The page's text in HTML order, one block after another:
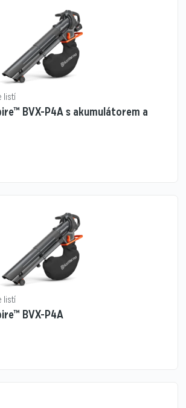
listí
BVX-P4A s akumulátorem a
listí
BVX-P4A